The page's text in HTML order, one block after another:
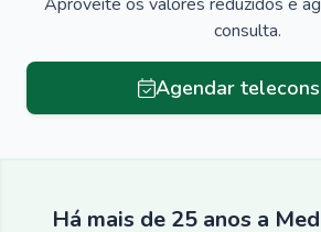
consulta.
Agendar
Há mais de 25 anos a